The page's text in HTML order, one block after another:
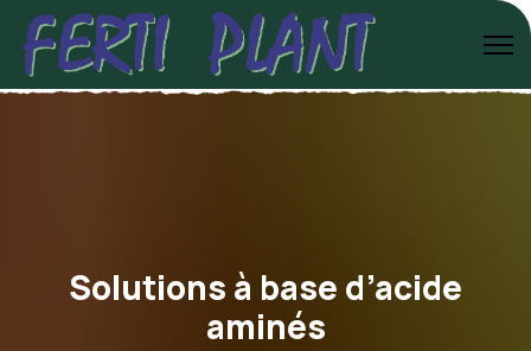
Solutions à base d’acide
aminés